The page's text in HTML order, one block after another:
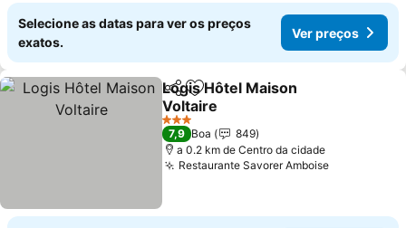
Selecione as datas para ver os preços
exatos.
Ver preços
PartilharAdicionar aos favoritos
Logis Hôtel Maison
Voltaire
Ver preços
3 Estrelas
7,9 Boa
849
a 0.2 km de Centro da cidade
Restaurante Savorer AmboiseVer preços